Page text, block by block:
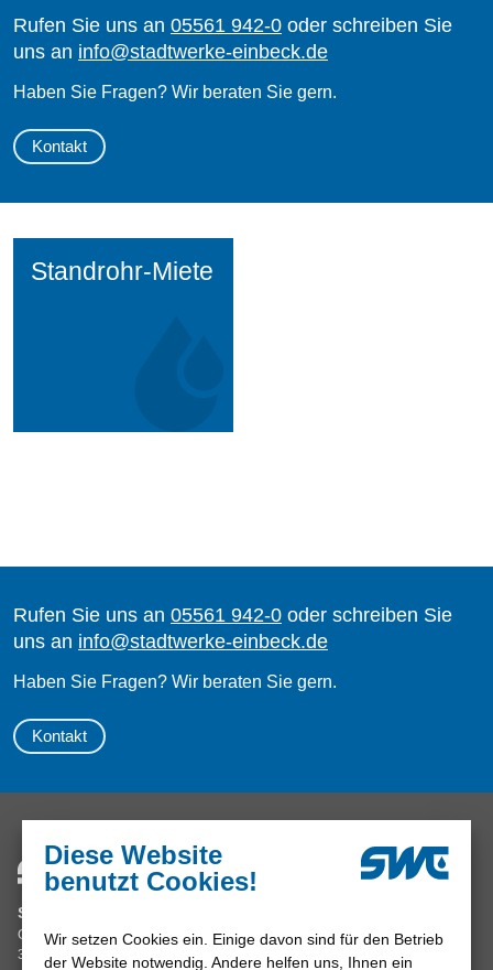
Rufen Sie uns an 05561 942-0 oder schreiben Sie
uns an info@stadtwerke-einbeck.de
Haben Sie Fragen? Wir beraten Sie gern.
Kontakt
Standrohr-Miete
Rufen Sie uns an 05561 942-0 oder schreiben Sie
uns an info@stadtwerke-einbeck.de
Haben Sie Fragen? Wir beraten Sie gern.
Kontakt
Stadtwerke Einbeck GmbH
Grimsehlstraße 17
37574 Einbeck
oder nach Vereinbarung
Diese Website
benutzt Cookies!
Wir setzen Cookies ein. Einige davon sind für den Betrieb
der Website notwendig. Andere helfen uns, Ihnen ein